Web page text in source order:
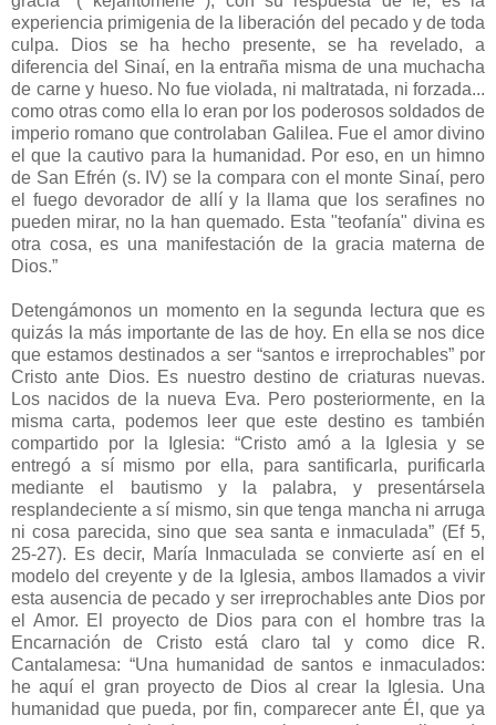
experiencia primigenia de la liberación del pecado y de toda
culpa. Dios se ha hecho presente, se ha revelado, a
diferencia del Sinaí, en la entraña misma de una muchacha
de carne y hueso. No fue violada, ni maltratada, ni forzada...
como otras como ella lo eran por los poderosos soldados de
imperio romano que controlaban Galilea. Fue el amor divino
el que la cautivo para la humanidad. Por eso, en un himno
de San Efrén (s. IV) se la compara con el monte Sinaí, pero
el fuego devorador de allí y la llama que los serafines no
pueden mirar, no la han quemado. Esta "teofanía" divina es
otra cosa, es una manifestación de la gracia materna de
Dios.”
Detengámonos un momento en la segunda lectura que es
quizás la más importante de las de hoy. En ella se nos dice
que estamos destinados a ser “santos e irreprochables” por
Cristo ante Dios. Es nuestro destino de criaturas nuevas.
Los nacidos de la nueva Eva. Pero posteriormente, en la
misma carta, podemos leer que este destino es también
compartido por la Iglesia: “Cristo amó a la Iglesia y se
entregó a sí mismo por ella, para santificarla, purificarla
mediante el bautismo y la palabra, y presentársela
resplandeciente a sí mismo, sin que tenga mancha ni arruga
ni cosa parecida, sino que sea santa e inmaculada” (Ef 5,
25-27). Es decir, María Inmaculada se convierte así en el
modelo del creyente y de la Iglesia, ambos llamados a vivir
esta ausencia de pecado y ser irreprochables ante Dios por
el Amor. El proyecto de Dios para con el hombre tras la
Encarnación de Cristo está claro tal y como dice R.
Cantalamesa: “Una humanidad de santos e inmaculados:
he aquí el gran proyecto de Dios al crear la Iglesia. Una
humanidad que pueda, por fin, comparecer ante Él, que ya